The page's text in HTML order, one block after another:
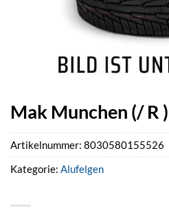
Mak Munchen (/ R )
Artikelnummer: 8030580155526
Kategorie: Alufelgen